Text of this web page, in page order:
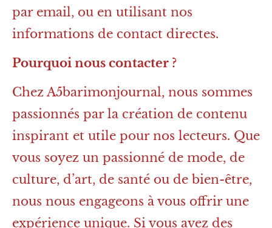
par email, ou en utilisant nos
informations de contact directes.
Pourquoi nous contacter ?
Chez A5barimonjournal, nous sommes
passionnés par la création de contenu
inspirant et utile pour nos lecteurs. Que
vous soyez un passionné de mode, de
culture, d’art, de santé ou de bien-être,
nous nous engageons à vous offrir une
expérience unique. Si vous avez des